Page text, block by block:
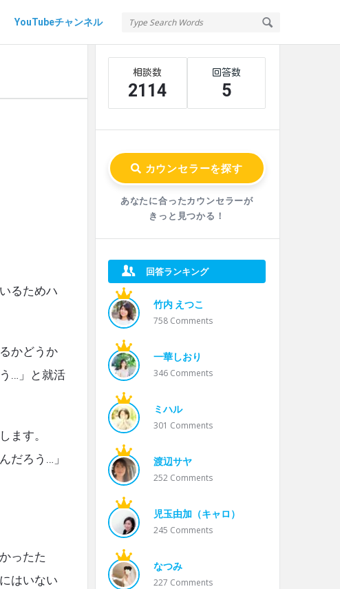
YouTubeチャンネル
るためハ
かどうか
…」と就活
ます。
だろう…」
ったた
はいない
Sidebar
Stats
2114
5
あなたに合ったカウンセラーが
きっと見つかる！
回答ランキング
竹内 えつこ
758 Comments
一華しおり
346 Comments
ミハル
301 Comments
渡辺サヤ
252 Comments
児玉由加（キャロ）
245 Comments
なつみ
227 Comments